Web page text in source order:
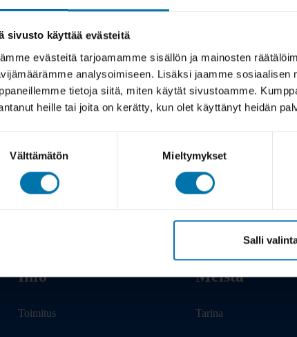
sivusto käyttää evästeitä
evästeitä tarjoamamme sisällön ja mainosten
analysoimiseen. Lisäksi jaamme sosiaalisen
tietoja siitä, miten käytät sivustoamme.
heille tai joita on kerätty, kun olet käyttänyt heidän
Välttämätön Mieltymykset
Salli
Info
Toimitus
Meistä
Tarina